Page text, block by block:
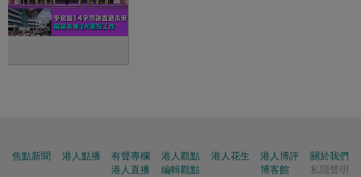
焦點新聞 港人點播
有聲專欄
港人直播
港人觀點
編輯觀點
港人花生
港人博評
博客館
關於我們
私隱聲明